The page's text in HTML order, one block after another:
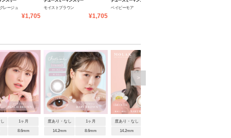
レージュ
¥1,705
モイストブラウン
¥1,705
ベイビーモア
1ヶ月
8.6mm
度あり・なし 1ヶ月
14.2mm 8.6mm
度あり・なし
14.2mm
>